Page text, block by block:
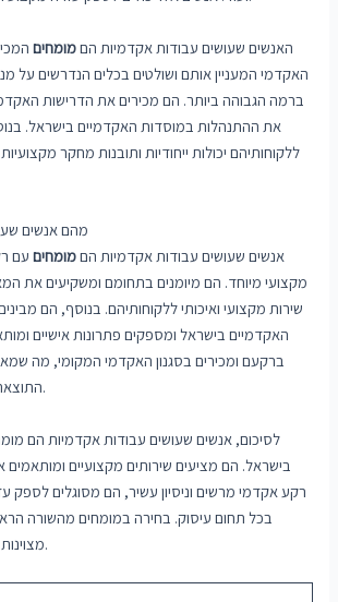
האנשים שעושים עבודות אקדמיות הםמומחים
האקדמי המעניין אותם ושולטים בכלים הנדרשים
ברמה הגבוהה ביותר. הם מכירים את הדרישות
את ההתנהלות במוסדות האקדמיים בישראל.
ללקוחותיהם יכולות ייחודיות ותובנות מחקר
מהם אנשים
אנשים שעושים עבודות אקדמיות הםמומחיםעם
מקצועי מיוחד. הם מיומנים בתחומם ומשקיעים את
שירות מקצועי ואיכותי ללקוחותיהם. בנוסף, הם
האקדמיים בישראל ומספקים פתרונות אישיים
ברקעם ומכירים בסגנון האקדמי המקומי, מה
התוצאה לדרישותיו של הלקוח.
לסיכום, אנשים שעושים עבודות אקדמיות הם
בישראל. הם מציעים שירותים מקצועיים ומותאמים
רקע אקדמי מרשים וניסיון עשיר, הם מסוגלים לספק
בכל תחום עיסוק. בחירה במומחים מהשורה
מצוינות וחווית למידה מוצלחת.